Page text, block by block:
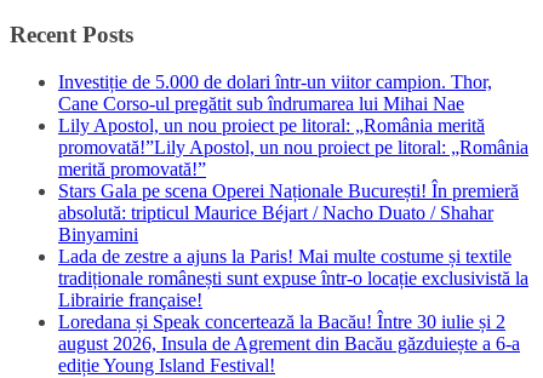
Recent Posts
Investiție de 5.000 de dolari într-un viitor campion. Thor,
Cane Corso-ul pregătit sub îndrumarea lui Mihai Nae
Lily Apostol, un nou proiect pe litoral: „România merită
promovată!”Lily Apostol, un nou proiect pe litoral: „România
merită promovată!”
Stars Gala pe scena Operei Naționale București! În premieră
absolută: tripticul Maurice Béjart / Nacho Duato / Shahar
Binyamini
Lada de zestre a ajuns la Paris! Mai multe costume și textile
tradiționale românești sunt expuse într-o locație exclusivistă la
Librairie française!
Loredana și Speak concertează la Bacău! Între 30 iulie și 2
august 2026, Insula de Agrement din Bacău găzduiește a 6-a
ediție Young Island Festival!